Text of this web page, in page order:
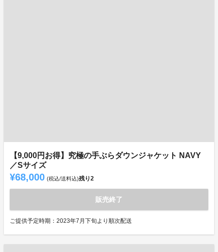
【9,000円お得】究極の手ぶらダウンジャケット NAVY
／Sサイズ
¥68,000 (税込/送料込)残り2
販売終了
ご提供予定時期：2023年7月下旬より順次配送